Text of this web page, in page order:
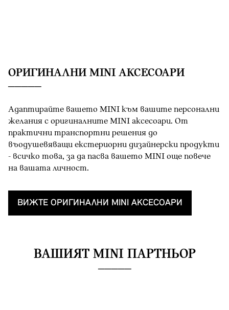
OРИГИНАЛНИ MINI АКСЕСОАРИ
Адаптирайте вашето MINI към вашите персонални
желания с оригиналните MINI аксесоари. От
практични транспортни решения до
въодушевяващи екстериорни дизайнерски продукти
- всичко това, за да пасва вашето MINI oще повече
на вашата личност.
ВИЖТЕ OРИГИНАЛНИ MINI AКСЕСОАРИ
ВАШИЯТ MINI ПАРТНЬОР